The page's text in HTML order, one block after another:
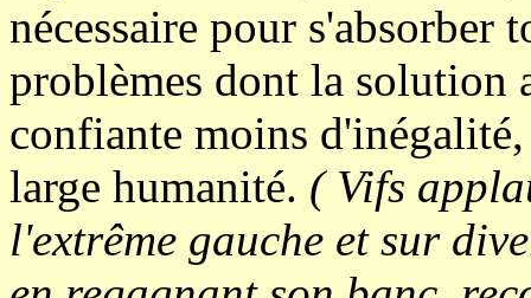
nécessaire pour s'absorber
problèmes dont la solution
confiante moins
large humanité. ( Vifs
l'extrême gauche et sur